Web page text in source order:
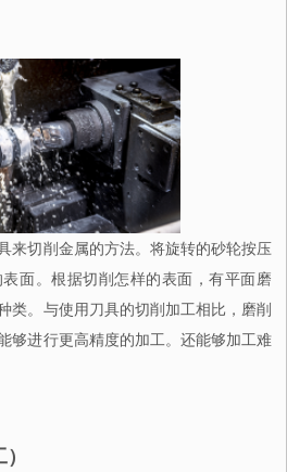
来切削金属的方法。将旋转的砂轮按压
面。根据切削怎样的表面，有平面磨
类。与使用刀具的切削加工相比，磨削
够进行更高精度的加工。还能够加工难